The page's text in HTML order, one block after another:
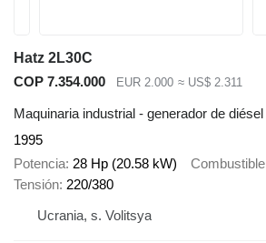
Hatz 2L30C
COP 7.354.000
EUR 2.000 ≈ US$ 2.311
Maquinaria industrial - generador de diésel
1995
Potencia 28 Hp (20.58 kW) Combustible
Tensión 220/380
Ucrania, s. Volitsya